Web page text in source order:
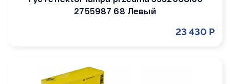
2755987 68 Левый
23 430 Р